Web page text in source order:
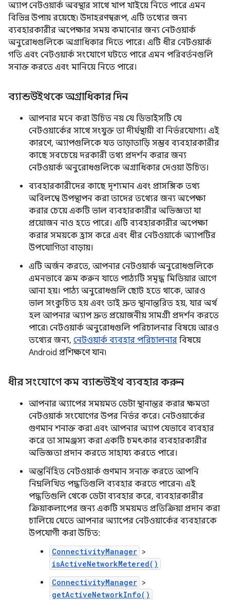
অ্যাপ নেটওয়ার্ক অবস্থার সাথে খাপ খাইয়ে নিতে পারে এমন
বিভিন্ন উপায় রয়েছে৷ উদাহরণস্বরূপ, এটি তথ্যের জন্য
ব্যবহারকারীর অপেক্ষার সময় কমানোর জন্য নেটওয়ার্ক
অনুরোধগুলিকে অগ্রাধিকার দিতে পারে। এটি ধীর নেটওয়ার্ক
গতি এবং নেটওয়ার্ক সংযোগে ঘটতে পারে এমন পরিবর্তনগুলি
সনাক্ত করতে এবং মানিয়ে নিতে পারে।
ব্যান্ডউইথকে অগ্রাধিকার দিন
আপনার মনে করা উচিত নয় যে ডিভাইসটি যে
নেটওয়ার্কের সাথে সংযুক্ত তা দীর্ঘস্থায়ী বা নির্ভরযোগ্য। এই
কারণে, অ্যাপগুলিকে যত তাড়াতাড়ি সম্ভব ব্যবহারকারীর
কাছে সবচেয়ে দরকারী তথ্য প্রদর্শন করার জন্য
নেটওয়ার্ক অনুরোধগুলিকে অগ্রাধিকার দেওয়া উচিত।
ব্যবহারকারীদের কাছে দৃশ্যমান এবং প্রাসঙ্গিক তথ্য
অবিলম্বে উপস্থাপন করা তাদের তথ্যের জন্য অপেক্ষা
করার চেয়ে একটি ভাল ব্যবহারকারীর অভিজ্ঞতা যা
প্রয়োজন নাও হতে পারে। এটি ব্যবহারকারীর অপেক্ষা
করার সময়কে হ্রাস করে এবং ধীর নেটওয়ার্কে অ্যাপটির
উপযোগিতা বাড়ায়।
এটি অর্জন করতে, আপনার নেটওয়ার্ক অনুরোধগুলিকে
এমনভাবে ক্রম করুন যাতে পাঠ্যটি সমৃদ্ধ মিডিয়ার আগে
আনা হয়। পাঠ্য অনুরোধগুলি ছোট হতে থাকে, আরও
ভাল সংকুচিত হয় এবং তাই দ্রুত স্থানান্তরিত হয়, যার অর্থ
হল আপনার অ্যাপ দ্রুত প্রয়োজনীয় সামগ্রী প্রদর্শন করতে
পারে৷ নেটওয়ার্ক অনুরোধগুলি পরিচালনার বিষয়ে আরও
তথ্যের জন্য, নেটওয়ার্ক ব্যবহার পরিচালনার বিষয়ে
Android প্রশিক্ষণে যান৷
ধীর সংযোগে কম ব্যান্ডউইথ ব্যবহার করুন
আপনার অ্যাপের সময়মত ডেটা স্থানান্তর করার ক্ষমতা
নেটওয়ার্ক সংযোগের উপর নির্ভর করে। নেটওয়ার্কের
গুণমান শনাক্ত করা এবং আপনার অ্যাপ যেভাবে ব্যবহার
করে তা সামঞ্জস্য করা একটি চমৎকার ব্যবহারকারীর
অভিজ্ঞতা প্রদান করতে সাহায্য করতে পারে।
অন্তর্নিহিত নেটওয়ার্ক গুণমান সনাক্ত করতে আপনি
নিম্নলিখিত পদ্ধতিগুলি ব্যবহার করতে পারেন৷ এই
পদ্ধতিগুলি থেকে ডেটা ব্যবহার করে, ব্যবহারকারীর
ক্রিয়াকলাপের জন্য একটি সময়মত প্রতিক্রিয়া প্রদান করা
চালিয়ে যেতে আপনার অ্যাপের নেটওয়ার্কের ব্যবহারকে
উপযোগী করা উচিত:
ConnectivityManager >
isActiveNetworkMetered()
ConnectivityManager >
getActiveNetworkInfo()